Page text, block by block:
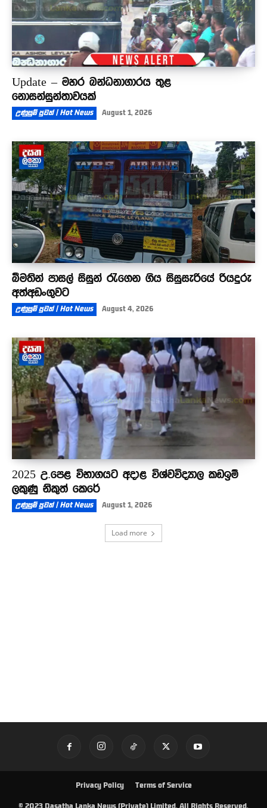
Update – මහර බන්ධනාගාරය තුළ
නොසන්සුන්තාවයක්
උණුසුම් පුවත් | Hot News August 1, 2026
බීමතින් පාසල් සිසුන් රැගෙන ගිය සිසුසැරියේ රියදුරු
අත්අඩංගුවට
උණුසුම් පුවත් | Hot News August 4, 2026
2025 උ.පෙළ විභාගයට අදාළ විශ්වවිද්‍යාල කඩඉම්
ලකුණු නිකුත් කෙරේ
උණුසුම් පුවත් | Hot News August 1, 2026
Load more
Privacy Policy Terms of Service